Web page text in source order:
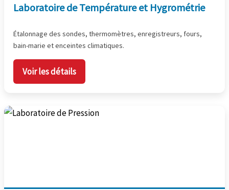
Laboratoire de Température et Hygrométrie
Étalonnage des sondes, thermomètres, enregistreurs, fours,
bain-marie et enceintes climatiques.
Voir les détails